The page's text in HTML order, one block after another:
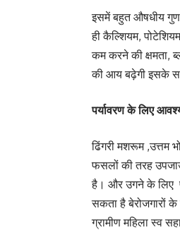
इसमें बहुत औषधीय गुण
ही कैल्शियम,
कम करने की क्षमता,
की आय बढ़ेगी इसके
पर्यावरण के लिए
ढिंगरी मशरूम ,उत्तम
फसलों की तरह
है। और उगने के लिए
सकता है बेरोजगारों
ग्रामीण महिला स्व